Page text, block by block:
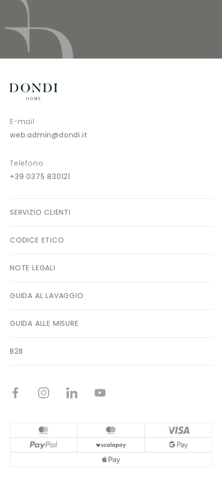
E-mail
web.admin@dondi.it
Telefono
+39 0375 830121
SERVIZIO CLIENTI
CODICE ETICO
NOTE LEGALI
GUIDA AL LAVAGGIO
GUIDA ALLE MISURE
B2B